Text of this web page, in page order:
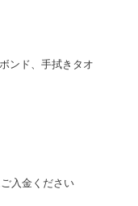
ンド、手拭きタオ
入金ください